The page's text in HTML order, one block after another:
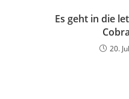
Es geht in die
20.